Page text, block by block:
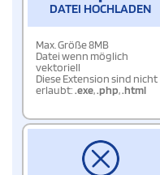
DATEI HOCHLADEN
Max. Größe 8MB
Datei wenn möglich
vektoriell
Diese Extension sind nicht
erlaubt:.exe,.php,.html